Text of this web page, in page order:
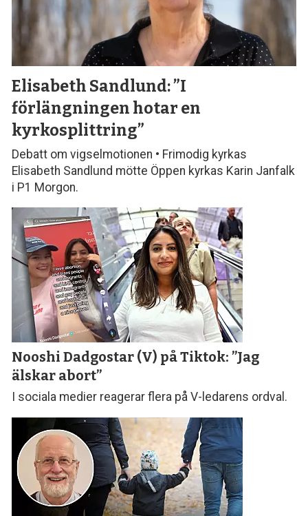
Elisabeth Sandlund:”I
förlängningen hotar en
kyrkosplittring”
Debatt om vigselmotionen • Frimodig kyrkas
Elisabeth Sandlund mötte Öppen kyrkas Karin Janfalk
i P1 Morgon.
Nooshi Dadgostar (V) på Tiktok: ”Jag
älskar abort”
I sociala medier reagerar flera på V-ledarens ordval.